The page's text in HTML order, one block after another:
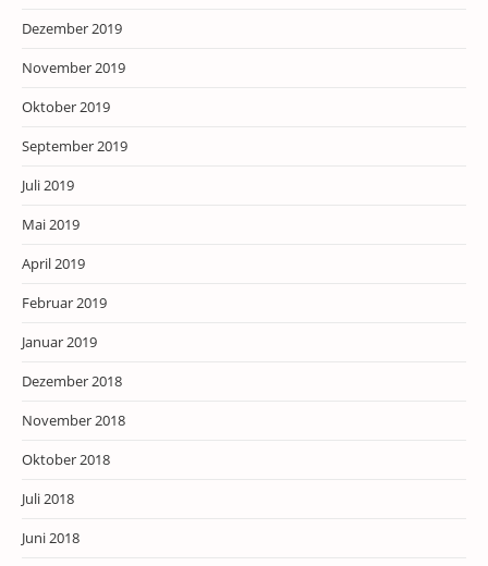
Dezember 2019
November 2019
Oktober 2019
September 2019
Juli 2019
Mai 2019
April 2019
Februar 2019
Januar 2019
Dezember 2018
November 2018
Oktober 2018
Juli 2018
Juni 2018